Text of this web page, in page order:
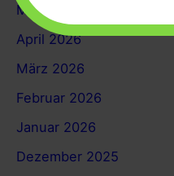
Mai 2026
April 2026
März 2026
Februar 2026
Januar 2026
Dezember 2025